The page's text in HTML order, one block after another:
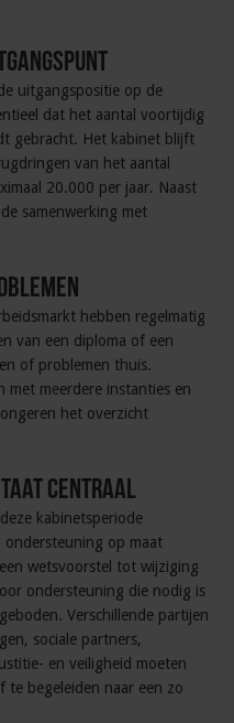
uitgangspositie op de
dat het aantal voortijdig
gebracht. Het kabinet blijft
van het aantal
20.000 per jaar. Naast
samenwerking met
hebben regelmatig
van een diploma of een
of problemen thuis.
met meerdere instanties en
het overzicht
centraal
kabinetsperiode
ondersteuning op maat
wetsvoorstel tot wijziging
ondersteuning die nodig is
Verschillende partijen
sociale partners,
en veiligheid moeten
te begeleiden naar een zo